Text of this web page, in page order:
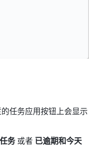
任务应用按钮上会显示
务 或者 已逾期和今天